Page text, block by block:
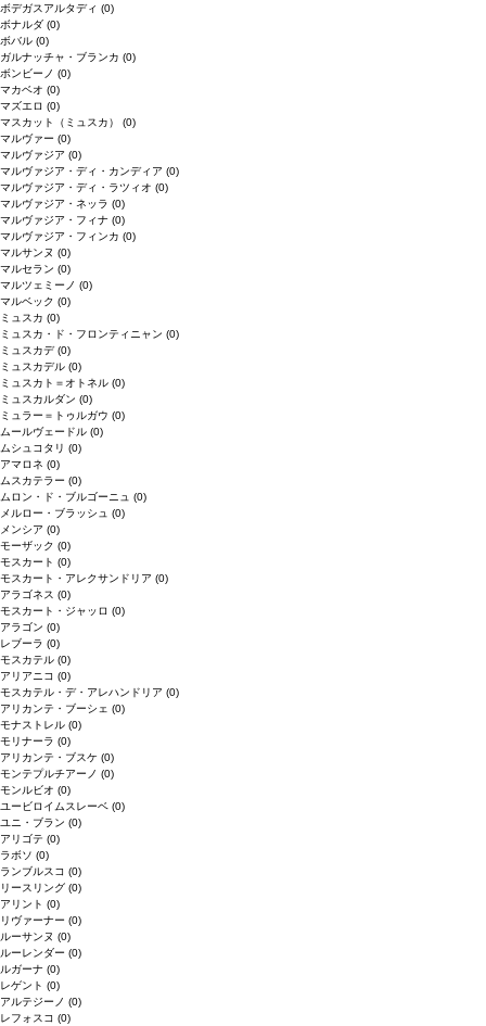
ボデガスアルタディ (0)
ボナルダ (0)
ボバル (0)
ガルナッチャ・ブランカ (0)
ボンビーノ (0)
マカベオ (0)
マズエロ (0)
マスカット（ミュスカ） (0)
マルヴァー (0)
マルヴァジア (0)
マルヴァジア・ディ・カンディア (0)
マルヴァジア・ディ・ラツィオ (0)
マルヴァジア・ネッラ (0)
マルヴァジア・フィナ (0)
マルヴァジア・フィンカ (0)
マルサンヌ (0)
マルセラン (0)
マルツェミーノ (0)
マルベック (0)
ミュスカ (0)
ミュスカ・ド・フロンティニャン (0)
ミュスカデ(0)
ミュスカデル (0)
ミュスカト＝オトネル (0)
ミュスカルダン (0)
ミュラー＝トゥルガウ (0)
ムールヴェードル (0)
ムシュコタリ (0)
アマロネ (0)
ムスカテラー (0)
ムロン・ド・ブルゴーニュ (0)
メルロー・ブラッシュ (0)
メンシア (0)
モーザック (0)
モスカート (0)
モスカート・アレクサンドリア (0)
アラゴネス (0)
モスカート・ジャッロ (0)
アラゴン (0)
レブーラ (0)
モスカテル (0)
アリアニコ (0)
モスカテル・デ・アレハンドリア (0)
アリカンテ・ブーシェ (0)
モナストレル (0)
モリナーラ (0)
アリカンテ・ブスケ (0)
モンテプルチアーノ (0)
モンルビオ (0)
ユービロイムスレーベ (0)
ユニ・ブラン (0)
アリゴテ (0)
ラボソ (0)
ランブルスコ (0)
リースリング (0)
アリント (0)
リヴァーナー (0)
ルーサンヌ (0)
ルーレンダー (0)
ルガーナ (0)
レゲント (0)
アルテジーノ (0)
レフォスコ (0)